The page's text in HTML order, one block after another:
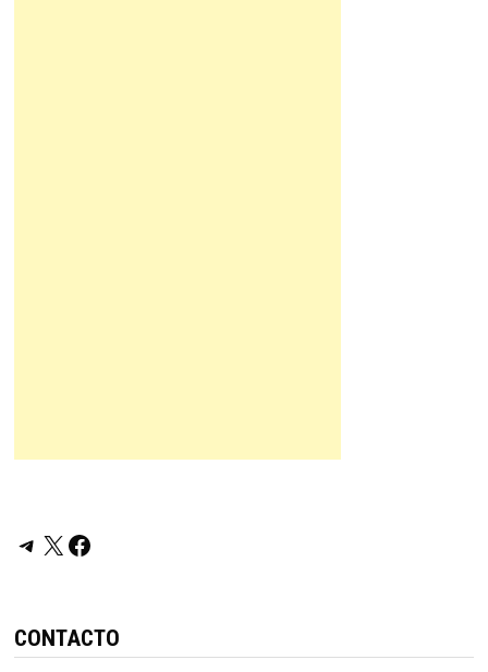
Telegram
X Facebook
CONTACTO